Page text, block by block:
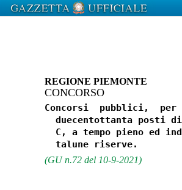
REGIONE PIEMONTE
CONCORSO
Concorsi  pubblici,
duecentottanta posti
C, a tempo pieno ed
(GU n.72 del 10-9-2021)